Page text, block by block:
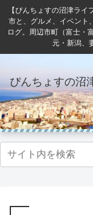
【ぴんちょすの沼津ラ
市と、グルメ、イベント
ログ。周辺市町（富士・
元・新潟、
ぴんちょすの沼